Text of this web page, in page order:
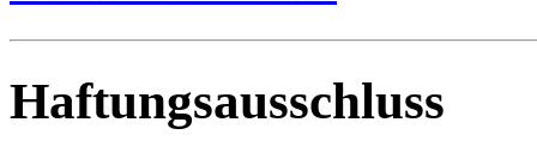
Haftungsausschluss